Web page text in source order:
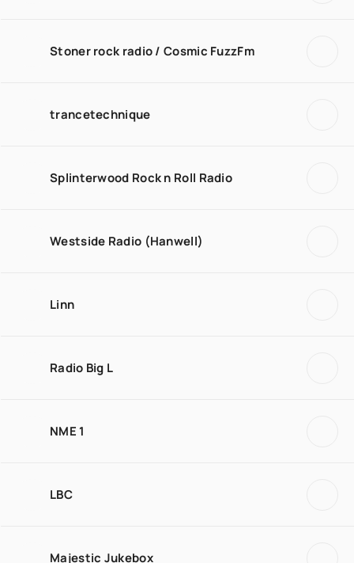
Stoner rock radio / Cosmic FuzzFm
trancetechnique
Splinterwood Rock n Roll Radio
Westside Radio (Hanwell)
Linn
Radio Big L
NME 1
LBC
Majestic Jukebox